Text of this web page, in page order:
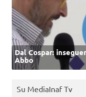
Dal Cospar:
Abbo
Su MediaInaf Tv